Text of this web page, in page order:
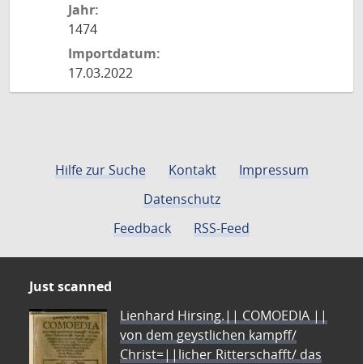
Jahr:
1474
Importdatum:
17.03.2022
Hilfe zur Suche Kontakt
Impressum
Datenschutz
Feedback
RSS-Feed
Just scanned
Lienhard Hirsing.|| COMOEDIA ||
von dem geystlichen kampff/
Christ=||licher Ritterschafft/ das